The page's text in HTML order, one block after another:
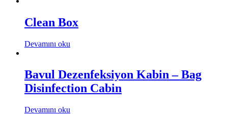
Clean Box
Devamını oku
Bavul Dezenfeksiyon Kabin – Bag
Disinfection Cabin
Devamını oku